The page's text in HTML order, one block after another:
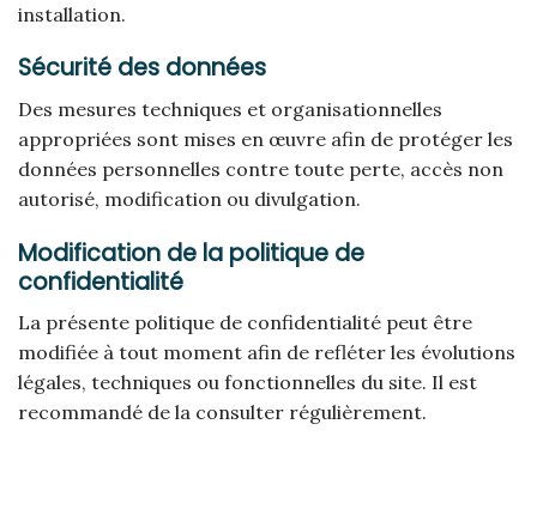
installation.
Sécurité des données
Des mesures techniques et organisationnelles
appropriées sont mises en œuvre afin de protéger les
données personnelles contre toute perte, accès non
autorisé, modification ou divulgation.
Modification de la politique de
confidentialité
La présente politique de confidentialité peut être
modifiée à tout moment afin de refléter les évolutions
légales, techniques ou fonctionnelles du site. Il est
recommandé de la consulter régulièrement.